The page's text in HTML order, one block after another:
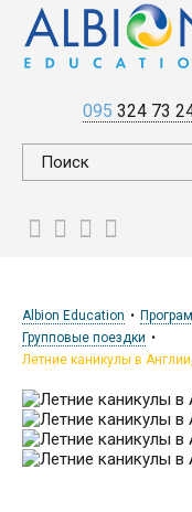
095 324 73
Albion Education
Групповые поездки
Летние каникулы в